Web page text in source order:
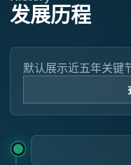
发展历程
默认展示近五年关键